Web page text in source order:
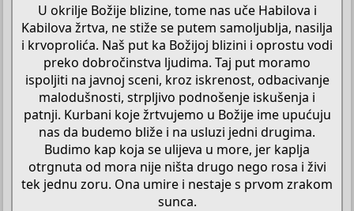
U okrilje Božije blizine, tome nas uče Habilova i
Kabilova žrtva, ne stiže se putem samoljublja, nasilja
i krvoprolića. Naš put ka Božijoj blizini i oprostu vodi
preko dobročinstva ljudima. Taj put moramo
ispoljiti na javnoj sceni, kroz iskrenost, odbacivanje
malodušnosti, strpljivo podnošenje iskušenja i
patnji. Kurbani koje žrtvujemo u Božije ime upućuju
nas da budemo bliže i na usluzi jedni drugima.
Budimo kap koja se ulijeva u more, jer kaplja
otrgnuta od mora nije ništa drugo nego rosa i živi
tek jednu zoru. Ona umire i nestaje s prvom zrakom
sunca.